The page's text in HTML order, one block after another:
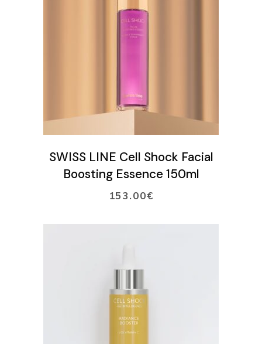
LISÄÄ OSTOSKORIIN
SWISS LINE Cell Shock Facial
Boosting Essence 150ml
153.00€